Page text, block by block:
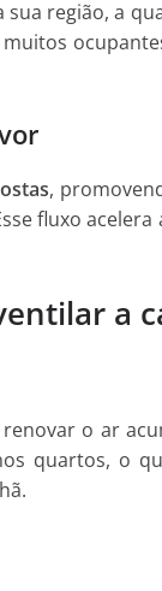
região, a
,
fluxo
a
o ar
quartos, o